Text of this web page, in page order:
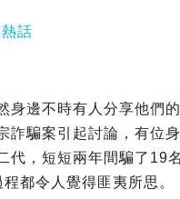
話
身邊不時有人分享他們
詐騙案引起討論，有位
代，短短兩年間騙了19
都令人覺得匪夷所思。